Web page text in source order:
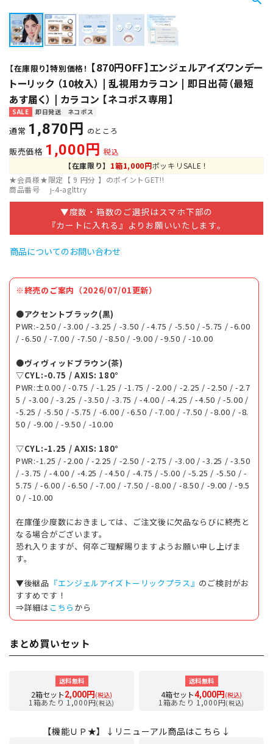
【在庫限り】特別価格！ 【870円OFF】エンジェルアイズワンデー
トーリック （10枚入） | 乱視用カラコン | 即日出荷（最短
あす届く） | カラコン 【ネコポス専用】
SALE 即日発送 ネコポス
通常 1,870 のところ
販売価格 1,000
税込
【在庫限り】 1箱1,000円ポッキリSALE！
★会員様★限定【 9 円分 】のポイントGET!!
商品番号
j-4-aglttry
▼度数・箱数のご選択はスマホ下部の
『カートに入れる』よりお願いいたします。
商品についてのお問い合わせ
※終売のご案内（2026/07/01更新）
●アクセントブラック(黒)
PWR:-2.50 / -3.00 / -3.25 / -3.50 / -4.75 / -5.50 / -5.75 / -6.00
/ -6.50 / -7.00 / -7.50 / -8.50 / -9.00 / -9.50 / -10.00
●ヴィヴィッドブラウン(茶)
▽CYL:-0.75 / AXIS: 180°
PWR:±0.00 / -0.75 / -1.25 / -1.75 / -2.00 / -2.25 / -2.50 / -2.7
5 / -3.00 / -3.25 / -3.50 / -3.75 / -4.00 / -4.25 / -4.50 / -5.00 /
-5.25 / -5.50 / -5.75 / -6.00 / -6.50 / -7.00 / -7.50 / -8.00 / -8.
50 / -9.00 / -9.50 / -10.00
▽CYL:-1.25 / AXIS: 180°
PWR:-1.25 / -2.00 / -2.25 / -2.50 / -2.75 / -3.00 / -3.25 / -3.50
/ -3.75 / -4.00 / -4.25 / -4.50 / -4.75 / -5.00 / -5.25 / -5.50 / -
5.75 / -6.00 / -6.50 / -7.00 / -7.50 / -8.00 / -8.50 / -9.00 / -9.5
0 / -10.00
在庫僅少度数におきましては、ご注文後に欠品ならびに終売と
なる場合がございます。
恐れ入りますが、何卒ご理解賜りますようお願い申し上げま
す。
▼後継品 『エンジェルアイズトーリックプラス』 のご検討がお
すすめです！
⇒詳細は こちら から
まとめ買いセット
送料無料
2箱セット2,000円 (税込)
1箱あたり 1,000円(税込)
送料無料
4箱セット4,000円 (税込)
1箱あたり 1,000円(税込)
【機能ＵＰ★】↓リニューアル商品はこちら↓